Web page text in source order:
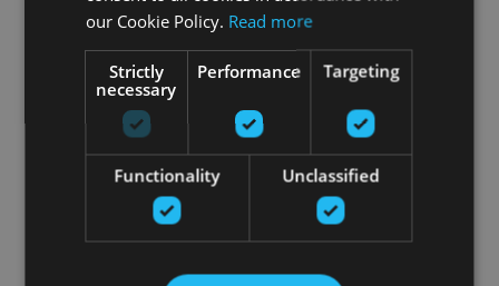
our Cookie Policy. Read more
Strictly
necessary
Performance Targeting
Functionality Unclassified